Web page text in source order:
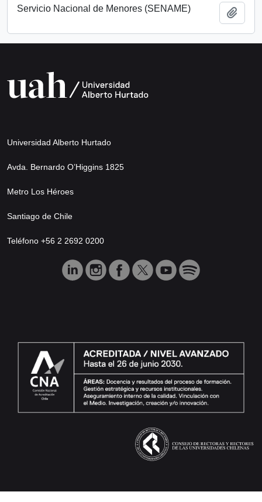
Servicio Nacional de Menores (SENAME)
Universidad Alberto Hurtado
Avda. Bernardo O’Higgins 1825
Metro Los Héroes
Santiago de Chile
Teléfono +56 2 2692 0200